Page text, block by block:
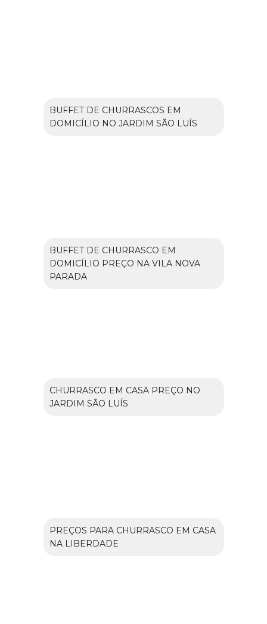
BUFFET DE CHURRASCOS EM
DOMICÍLIO NO JARDIM SÃO LUÍS
BUFFET DE CHURRASCO EM
DOMICÍLIO PREÇO NA VILA NOVA
PARADA
CHURRASCO EM CASA PREÇO NO
JARDIM SÃO LUÍS
PREÇOS PARA CHURRASCO EM CASA
NA LIBERDADE